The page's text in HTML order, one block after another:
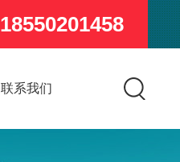
18550201458
联系我们